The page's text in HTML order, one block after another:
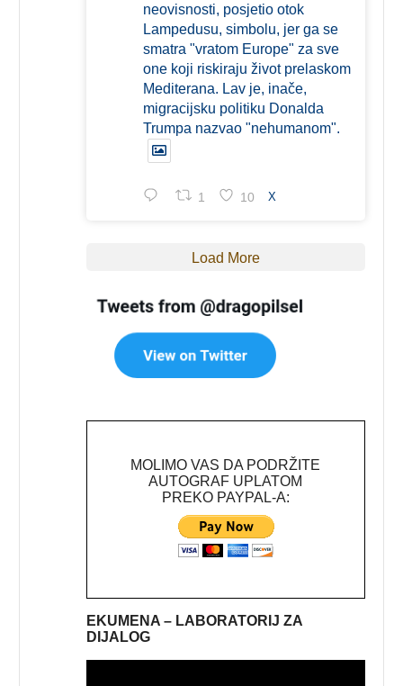
neovisnosti, posjetio otok
Lampedusu, simbolu, jer ga se
smatra "vratom Europe" za sve
one koji riskiraju život prelaskom
Mediterana. Lav je, inače,
migracijsku politiku Donalda
Trumpa nazvao "nehumanom".
1 10 X
Load More
MOLIMO VAS DA PODRŽITE
AUTOGRAF UPLATOM
PREKO PAYPAL-A:
EKUMENA – LABORATORIJ ZA
DIJALOG